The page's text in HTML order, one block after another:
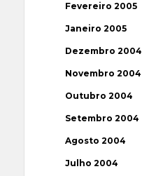
Fevereiro 2005
Janeiro 2005
Dezembro 2004
Novembro 2004
Outubro 2004
Setembro 2004
Agosto 2004
Julho 2004